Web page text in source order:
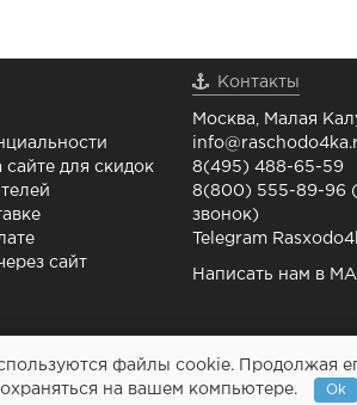
сайте для скидок
сайт
Контакты
Москва, Малая
8(495) 488-65-59
8(800) 555-89-96
звонок)
Telegram
Написать нам в
Картриджи
файлы cookie. Продолжая
на вашем компьютере.
Ok